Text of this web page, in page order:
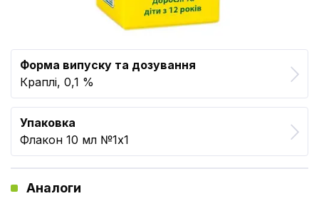
Форма випуску та дозування
Краплі, 0,1 %
Упаковка
Флакон 10 мл №1x1
Аналоги